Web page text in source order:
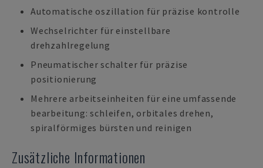
Automatische oszillation für präzise kontrolle
Wechselrichter für einstellbare
drehzahlregelung
Pneumatischer schalter für präzise
positionierung
Mehrere arbeitseinheiten für eine umfassende
bearbeitung: schleifen, orbitales drehen,
spiralförmiges bürsten und reinigen
Zusätzliche Informationen